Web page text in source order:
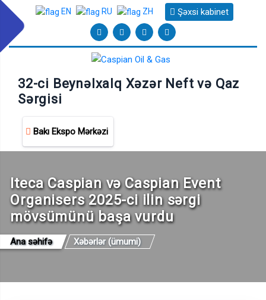
EN RU ZH Şəxsi kabinet
32-ci Beynəlxalq Xəzər Neft və Qaz
Sərgisi
Bakı Ekspo Mərkəzi
Iteca Caspian və Caspian Event
Organisers 2025-ci ilin sərgi
mövsümünü başa vurdu
Ana səhifə Xəbərlər (ümumi)